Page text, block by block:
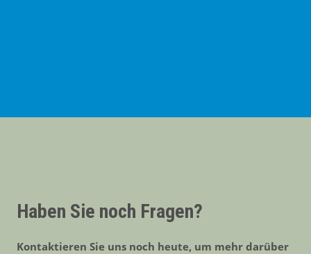
Haben Sie noch Fragen?
Kontaktieren Sie uns noch heute, um mehr darüber